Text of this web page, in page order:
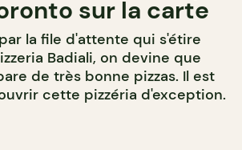
sur la carte
la file d'attente qui s'étire
Badiali, on devine que
de très bonne pizzas. Il est
cette pizzéria d'exception.